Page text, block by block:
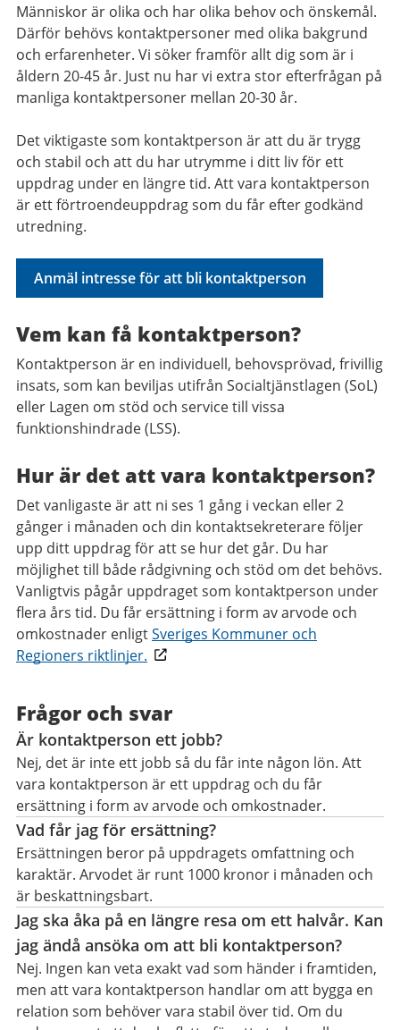
Människor är olika och har olika behov och önskemål.
Därför behövs kontaktpersoner med olika bakgrund
och erfarenheter. Vi söker framför allt dig som är i
åldern 20-45 år. Just nu har vi extra stor efterfrågan på
manliga kontaktpersoner mellan 20-30 år.
Det viktigaste som kontaktperson är att du är trygg
och stabil och att du har utrymme i ditt liv för ett
uppdrag under en längre tid. Att vara kontaktperson
är ett förtroendeuppdrag som du får efter godkänd
utredning.
Anmäl intresse för att bli kontaktperson
Vem kan få kontaktperson?
Kontaktperson är en individuell, behovsprövad, frivillig
insats, som kan beviljas utifrån Socialtjänstlagen (SoL)
eller Lagen om stöd och service till vissa
funktionshindrade (LSS).
Hur är det att vara kontaktperson?
Det vanligaste är att ni ses 1 gång i veckan eller 2
gånger i månaden och din kontaktsekreterare följer
upp ditt uppdrag för att se hur det går. Du har
möjlighet till både rådgivning och stöd om det behövs.
Vanligtvis pågår uppdraget som kontaktperson under
flera års tid. Du får ersättning i form av arvode och
omkostnader enligtSveriges Kommuner och
Regioners riktlinjer.
Frågor och svar
Är kontaktperson ett jobb?
Nej, det är inte ett jobb så du får inte någon lön. Att
vara kontaktperson är ett uppdrag och du får
ersättning i form av arvode och omkostnader.
Vad får jag för ersättning?
Ersättningen beror på uppdragets omfattning och
karaktär. Arvodet är runt 1000 kronor i månaden och
är beskattningsbart.
Jag ska åka på en längre resa om ett halvår. Kan
jag ändå ansöka om att bli kontaktperson?
Nej. Ingen kan veta exakt vad som händer i framtiden,
men att vara kontaktperson handlar om att bygga en
relation som behöver vara stabil över tid. Om du